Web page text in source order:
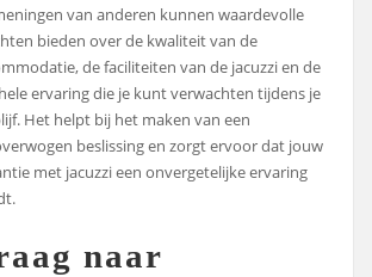
van anderen kunnen waardevolle
bieden over de kwaliteit van de
de faciliteiten van de jacuzzi en de
ervaring die je kunt verwachten tijdens je
Het helpt bij het maken van een
beslissing en zorgt ervoor dat jouw
met jacuzzi een onvergetelijke ervaring
naar